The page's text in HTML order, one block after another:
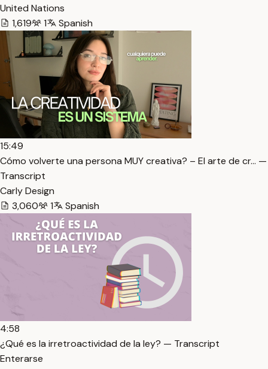
United Nations
1,619
1 Spanish
15:49
Cómo volverte una persona MUY creativa? – El arte de cr… —
Transcript
Carly Design
3,060
1 Spanish
4:58
¿Qué es la irretroactividad de la ley? — Transcript
Enterarse